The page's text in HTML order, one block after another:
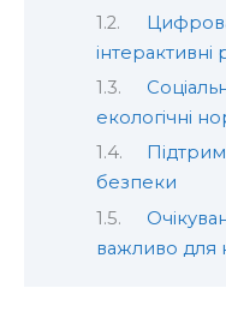
інтерактивні
екологічні
безпеки
важливо для